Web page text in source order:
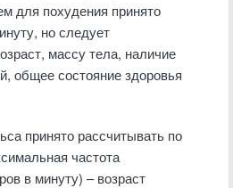
для похудения принято
но следует
массу тела, наличие
общее состояние здоровья
принято рассчитывать по
частота
в минуту) – возраст